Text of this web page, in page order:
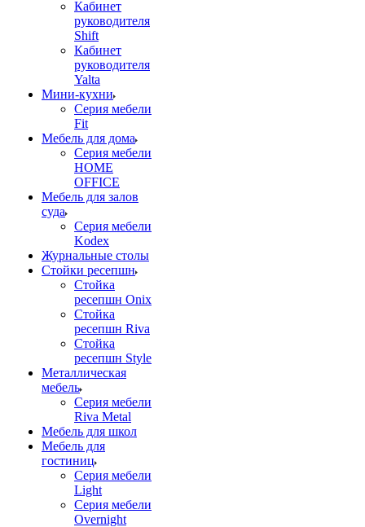
Кабинет
руководителя
Shift
Кабинет
руководителя
Yalta
Мини-кухни
Серия мебели
Fit
Мебель для дома
Серия мебели
HOME
OFFICE
Мебель для залов
суда
Серия мебели
Kodex
Журнальные столы
Стойки ресепшн
Стойка
ресепшн Onix
Стойка
ресепшн Riva
Стойка
ресепшн Style
Металлическая
мебель
Серия мебели
Riva Metal
Мебель для школ
Мебель для
гостиниц
Серия мебели
Light
Серия мебели
Overnight